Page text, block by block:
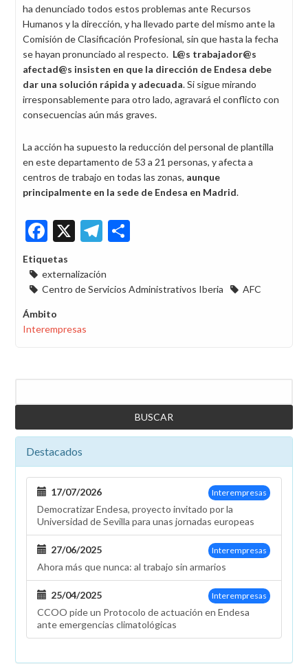
ha denunciado todos estos problemas ante Recursos
Humanos y la dirección, y ha llevado parte del mismo ante la
Comisión de Clasificación Profesional, sin que hasta la fecha
se hayan pronunciado al respecto. L@s trabajador@s
afectad@s insisten en que la dirección de Endesa debe
dar una solución rápida y adecuada. Si sigue mirando
irresponsablemente para otro lado, agravará el conflicto con
consecuencias aún más graves.
La acción ha supuesto la reducción del personal de plantilla
en este departamento de 53 a 21 personas, y afecta a
centros de trabajo en todas las zonas, aunque
principalmente en la sede de Endesa en Madrid.
Facebook
X Telegram
Etiquetas
externalización
Centro de Servicios Administrativos Iberia
AFC
Ámbito
Interempresas
Destacados
Interempresas
17/07/2026
Democratizar Endesa, proyecto invitado por la
Universidad de Sevilla para unas jornadas europeas
Interempresas
27/06/2025
Ahora más que nunca: al trabajo sin armarios
Interempresas
25/04/2025
CCOO pide un Protocolo de actuación en Endesa
ante emergencias climatológicas